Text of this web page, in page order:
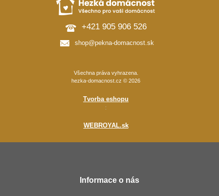
+421 905 906 526
shop@pekna-domacnost.sk
Všechna práva vyhrazena.
hezka-domacnost.cz © 2026
Tvorba eshopu
:
WEBROYAL.sk
Informace o nás